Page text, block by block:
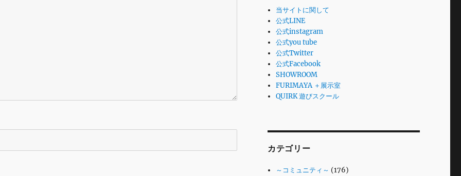
当サイトに関して
公式LINE
公式instagram
公式you tube
公式Twitter
公式Facebook
SHOWROOM
FURIMAYA ＋展示室
QUIRK 遊びスクール
カテゴリー
～コミュニティ～ (176)